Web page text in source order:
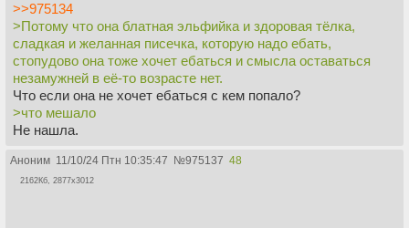
>>975134
>Потому что она блатная эльфийка и здоровая тёлка,
сладкая и желанная писечка, которую надо ебать,
стопудово она тоже хочет ебаться и смысла оставаться
незамужней в её-то возрасте нет.
Что если она не хочет ебаться с кем попало?
>что мешало
Не нашла.
Аноним 11/10/24 Птн 10:35:47 №975137 48
2162Кб, 2877x3012